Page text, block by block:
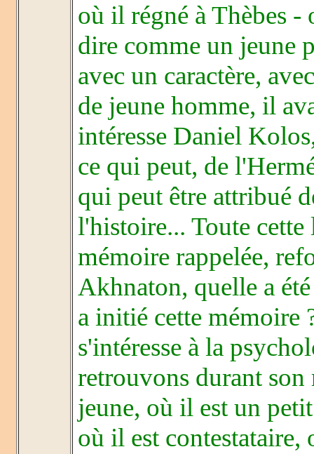
où il régné à Thèbes -
dire comme un jeune
avec un caractère,
de jeune homme, il
intéresse Daniel
ce qui peut, de
qui peut être attribué
l'histoire... Toute
mémoire rappelée,
Akhnaton, quelle a
a initié cette mémoire
s'intéresse à la
retrouvons durant
jeune, où il est un
où il est contestataire,